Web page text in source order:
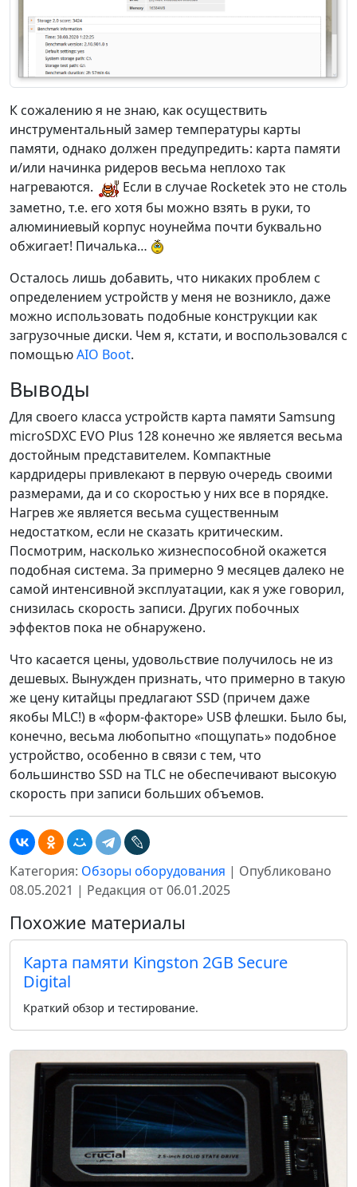
К сожалению я не знаю, как осуществить
инструментальный замер температуры карты
памяти, однако должен предупредить: карта памяти
и/или начинка ридеров весьма неплохо так
нагреваются.
Если в случае Rocketek это не столь
заметно, т.е. его хотя бы можно взять в руки, то
алюминиевый корпус ноунейма почти буквально
обжигает! Пичалька…
Осталось лишь добавить, что никаких проблем с
определением устройств у меня не возникло, даже
можно использовать подобные конструкции как
загрузочные диски. Чем я, кстати, и воспользовался с
помощьюAIO Boot.
Выводы
Для своего класса устройств карта памяти Samsung
microSDXC EVO Plus 128 конечно же является весьма
достойным представителем. Компактные
кардридеры привлекают в первую очередь своими
размерами, да и со скоростью у них все в порядке.
Нагрев же является весьма существенным
недостатком, если не сказать критическим.
Посмотрим, насколько жизнеспособной окажется
подобная система. За примерно 9 месяцев далеко не
самой интенсивной эксплуатации, как я уже говорил,
снизилась скорость записи. Других побочных
эффектов пока не обнаружено.
Что касается цены, удовольствие получилось не из
дешевых. Вынужден признать, что примерно в такую
же цену китайцы предлагают SSD (причем даже
якобы MLC!) в «форм-факторе» USB флешки. Было бы,
конечно, весьма любопытно «пощупать» подобное
устройство, особенно в связи с тем, что
большинство SSD на TLC не обеспечивают высокую
скорость при записи больших объемов.
Категория: Обзоры оборудования | Опубликовано
08.05.2021 | Редакция от 06.01.2025
Похожие материалы
Карта памяти Kingston 2GB Secure
Digital
Краткий обзор и тестирование.